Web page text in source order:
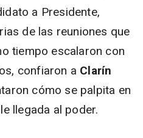
a Presidente,
de las reuniones que
tiempo escalaron con
confiaron a Clarín
cómo se palpita en
llegada al poder.